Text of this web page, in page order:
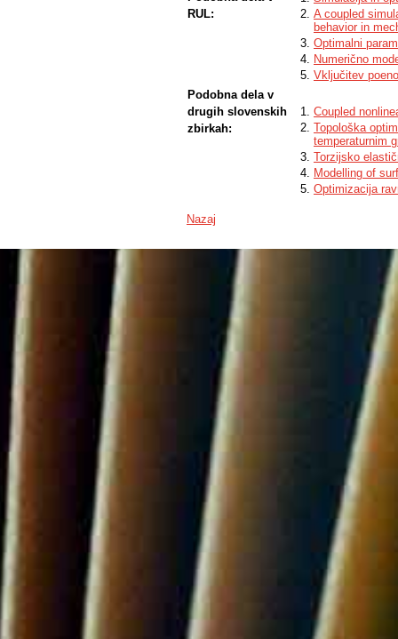
RUL:
A coupled
behavior in
Optimalni
Numerično
Vključitev
Podobna dela v
drugih slovenskih
zbirkah:
Coupled
Topološka
temperaturnim
Torzijsko
Modelling of
Optimizacija
Nazaj